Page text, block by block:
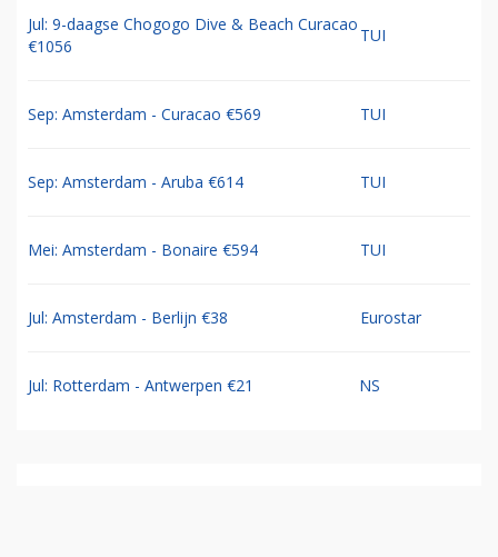
Jul: 9-daagse Chogogo Dive & Beach Curacao
€1056
TUI
Sep: Amsterdam - Curacao €569 TUI
Sep: Amsterdam - Aruba €614 TUI
Mei: Amsterdam - Bonaire €594 TUI
Jul: Amsterdam - Berlijn €38 Eurostar
Jul: Rotterdam - Antwerpen €21 NS